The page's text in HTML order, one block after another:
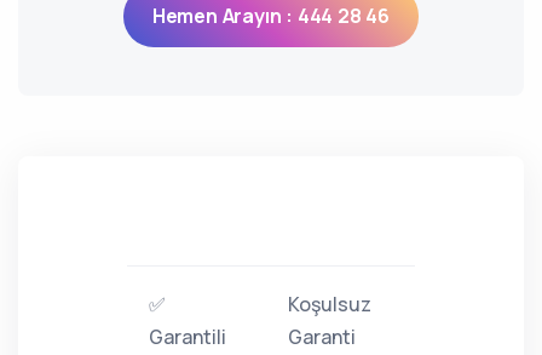
Hemen Arayın : 444 28 46
✅
Garantili
Koşulsuz
Garanti